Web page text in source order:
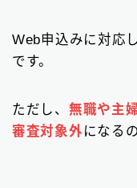
Web申込みに対応
です。
ただし、 無職や主
審査対象外 になる